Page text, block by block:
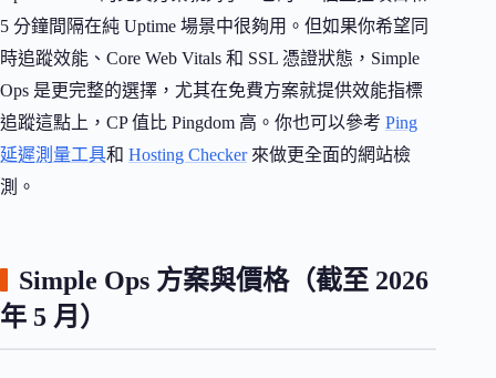
5 分鐘間隔在純 Uptime 場景中很夠用。但如果你希望同
時追蹤效能、Core Web Vitals 和 SSL 憑證狀態，Simple
Ops 是更完整的選擇，尤其在免費方案就提供效能指標
追蹤這點上，CP 值比 Pingdom 高。你也可以參考 Ping
延遲測量工具和 Hosting Checker來做更全面的網站檢
測。
Simple Ops 方案與價格（截至 2026
年 5 月）